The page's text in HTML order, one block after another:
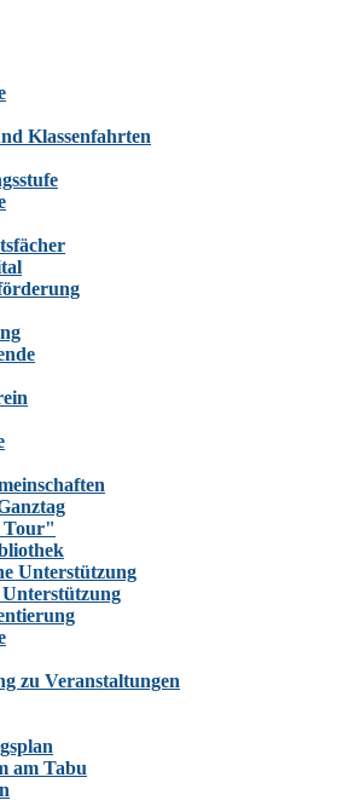
Klassenfahrten
Tour"
Unterstützung
zu Veranstaltungen
am Tabu